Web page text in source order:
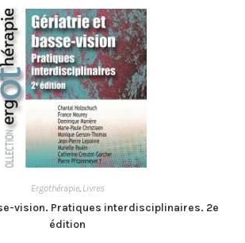
Ergothérapie, Livres
vision. Pratiques interdisciplinaires. 2e
édition